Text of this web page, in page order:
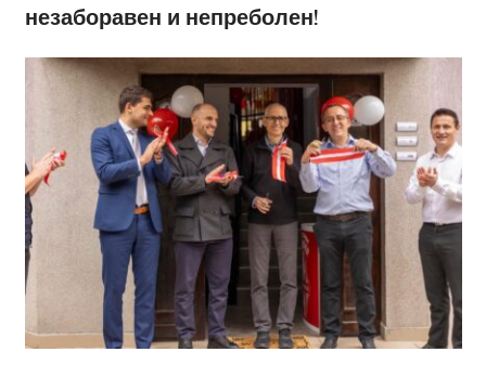
незаборавен и непреболен!